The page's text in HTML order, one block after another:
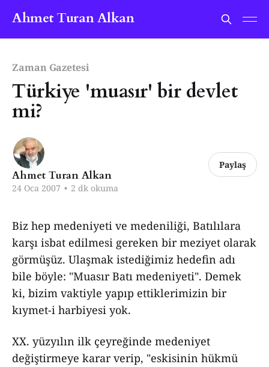
Ahmet Turan Alkan
Zaman Gazetesi
Türkiye 'muasır' bir devlet
mi?
Ahmet Turan Alkan
24 Oca 2007 • 2 dk okuma
Paylaş
Biz hep medeniyeti ve medeniliği, Batılılara
karşı isbat edilmesi gereken bir meziyet olarak
görmüşüz. Ulaşmak istediğimiz hedefin adı
bile böyle: "Muasır Batı medeniyeti". Demek
ki, bizim vaktiyle yapıp ettiklerimizin bir
kıymet-i harbiyesi yok.
XX. yüzyılın ilk çeyreğinde medeniyet
değiştirmeye karar verip, "eskisinin hükmü